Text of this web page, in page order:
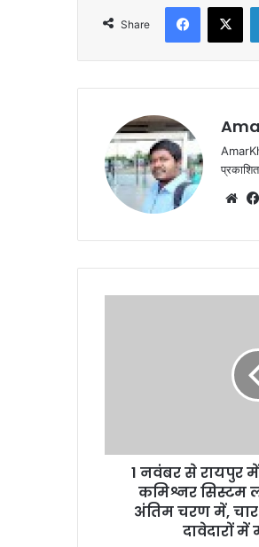
Share
Facebook
X
1 नवंबर से रायपुर
कमिश्नर सिस्टम
अंतिम चरण में,
दावेदारों